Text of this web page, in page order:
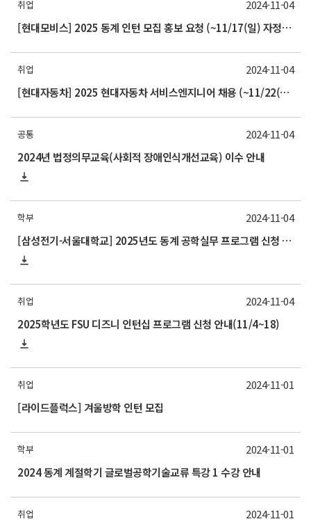
취업
[현대모비스] 2025 동계 인턴 모집 홍보 요청 (~11/17(일) 자정까지)
2024-11-04
취업
[현대자동차] 2025 현대자동차 서비스엔지니어 채용 (~11/22(금) 17시까지)
2024-11-04
공통
2024년 법정의무교육(사회적 장애인식개선교육) 이수 안내
2024-11-04
학부
[삼성전기-서울대학교] 2025년도 동계 공학실무 프로그램 신청 안내(11/21 목요일까지)
2024-11-04
취업
2025학년도 FSU 디즈니 인턴십 프로그램 신청 안내(11/4~18)
2024-11-04
취업
[라이드플럭스] 겨울방학 인턴 모집
2024-11-01
학부
2024 동계 계절학기 글로벌공학기술교류 특강 1 수강 안내
2024-11-01
취업 2024-11-01